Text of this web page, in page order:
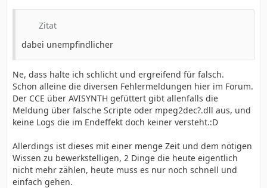
Zitat
dabei unempfindlicher
Ne, dass halte ich schlicht und ergreifend für falsch.
Schon alleine die diversen Fehlermeldungen hier im Forum.
Der CCE über AVISYNTH gefüttert gibt allenfalls die
Meldung über falsche Scripte oder mpeg2dec?.dll aus, und
keine Logs die im Endeffekt doch keiner versteht.:D
Allerdings ist dieses mit einer menge Zeit und dem nötigen
Wissen zu bewerkstelligen, 2 Dinge die heute eigentlich
nicht mehr zählen, heute muss es nur noch schnell und
einfach gehen.